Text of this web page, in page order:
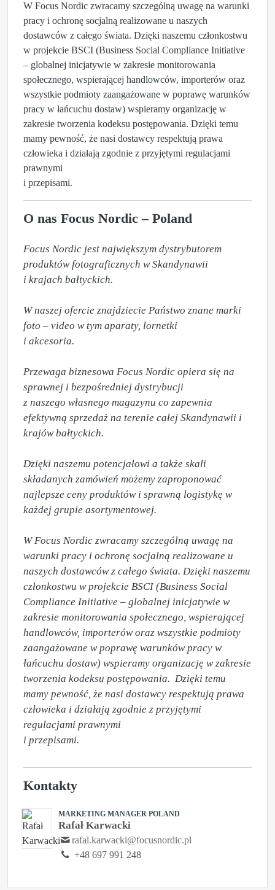
W Focus Nordic zwracamy szczególną uwagę na warunki
pracy i ochronę socjalną realizowane u naszych
dostawców z całego świata. Dzięki naszemu członkostwu
w projekcie BSCI (Business Social Compliance Initiative
– globalnej inicjatywie w zakresie monitorowania
społecznego, wspierającej handlowców, importerów oraz
wszystkie podmioty zaangażowane w poprawę warunków
pracy w łańcuchu dostaw) wspieramy organizację w
zakresie tworzenia kodeksu postępowania. Dzięki temu
mamy pewność, że nasi dostawcy respektują prawa
człowieka i działają zgodnie z przyjętymi regulacjami
prawnymi
i przepisami.
O nas Focus Nordic – Poland
Focus Nordic jest największym dystrybutorem
produktów fotograficznych w Skandynawii
i krajach bałtyckich.
W naszej ofercie znajdziecie Państwo znane marki
foto – video w tym aparaty, lornetki
i akcesoria.
Przewaga biznesowa Focus Nordic opiera się na
sprawnej i bezpośredniej dystrybucji
z naszego własnego magazynu co zapewnia
efektywną sprzedaż na terenie całej Skandynawii i
krajów bałtyckich.
Dzięki naszemu potencjałowi a także skali
składanych zamówień możemy zaproponować
najlepsze ceny produktów i sprawną logistykę w
każdej grupie asortymentowej.
W Focus Nordic zwracamy szczególną uwagę na
warunki pracy i ochronę socjalną realizowane u
naszych dostawców z całego świata. Dzięki naszemu
członkostwu w projekcie BSCI (Business Social
Compliance Initiative – globalnej inicjatywie w
zakresie monitorowania społecznego, wspierającej
handlowców, importerów oraz wszystkie podmioty
zaangażowane w poprawę warunków pracy w
łańcuchu dostaw) wspieramy organizację w zakresie
tworzenia kodeksu postępowania.  Dzięki temu
mamy pewność, że nasi dostawcy respektują prawa
człowieka i działają zgodnie z przyjętymi
regulacjami prawnymi
i przepisami.
Kontakty
MARKETING MANAGER POLAND
Rafał Karwacki
rafal.karwacki@focusnordic.pl
+48 697 991 248